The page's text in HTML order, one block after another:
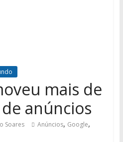
mais de
anúncios
Soares Anúncios, Google,